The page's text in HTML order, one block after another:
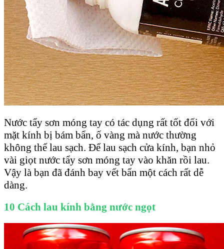
Nước tẩy sơn móng tay có tác dụng rất tốt đối với
mặt kính bị bám bẩn, ố vàng mà nước thường
không thể lau sạch. Để lau sạch cửa kính, bạn nhỏ
vài giọt nước tẩy sơn móng tay vào khăn rồi lau.
Vậy là bạn đã đánh bay vết bẩn một cách rất dễ
dàng.
10 Cách lau kính bằng nước ngọt